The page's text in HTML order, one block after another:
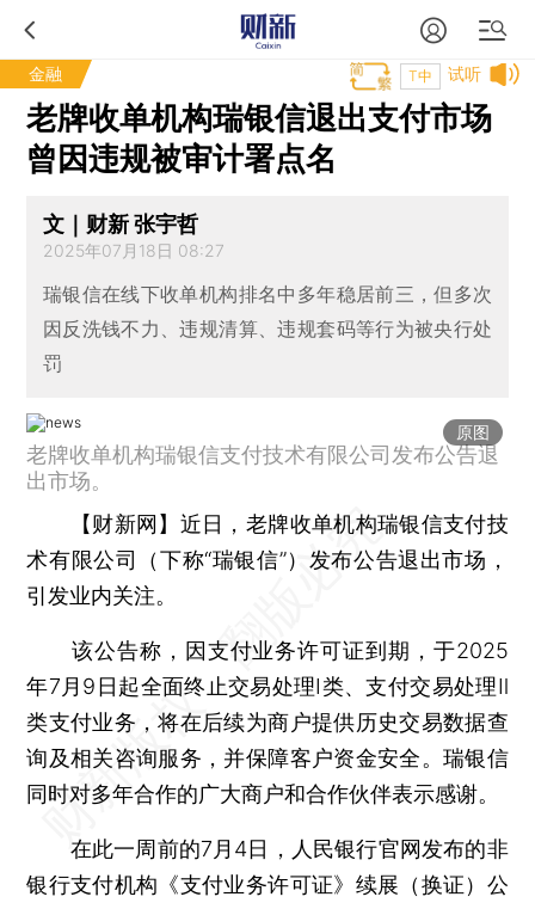
金融 试听
T中
老牌收单机构瑞银信退出支付市场
曾因违规被审计署点名
文｜财新 张宇哲
2025年07月18日 08:27
瑞银信在线下收单机构排名中多年稳居前三，但多次
因反洗钱不力、违规清算、违规套码等行为被央行处
罚
原图
老牌收单机构瑞银信支付技术有限公司发布公告退
出市场。
【财新网】 近日，老牌收单机构瑞银信支付技
术有限公司（下称“瑞银信”）发布公告退出市场，
引发业内关注。
该公告称，因支付业务许可证到期，于2025
年7月9日起全面终止交易处理I类、支付交易处理Ⅱ
类支付业务，将在后续为商户提供历史交易数据查
询及相关咨询服务，并保障客户资金安全。瑞银信
同时对多年合作的广大商户和合作伙伴表示感谢。
在此一周前的7月4日，人民银行官网发布的非
银行支付机构《支付业务许可证》续展（换证）公